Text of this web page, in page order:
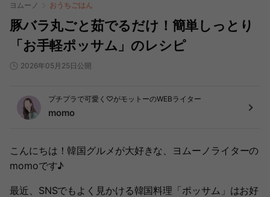
ヨムーノ おうちごはん
豚バラ丸ごと茹でるだけ！簡単しっとり
「お手軽ポッサム」のレシピ
2026年05月25日公開
プチプラで可愛く♡がモットーのWEBライター
momo
こんにちは！韓国グルメが大好きな、ヨムーノライターの
momoです♪
最近、SNSでもよく見かける韓国料理「ポッサム」はお好